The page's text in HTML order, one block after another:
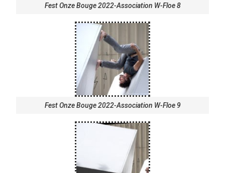
Fest Onze Bouge 2022-Association W-Floe 8
Fest Onze Bouge 2022-Association W-Floe 9